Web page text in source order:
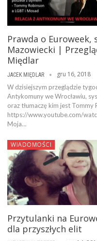
Prawda o Euroweek,
Mazowiecki |
Międlar
JACEK MIĘDLAR gru 16, 2018
W dzisiejszym przeglądzie
Antykomuny we Wrocławiu,
oraz tłumaczę kim jest Tommy
https://www.youtube.com/
Moja…
WIADOMOŚCI
Przytulanki na
dla przyszłych elit